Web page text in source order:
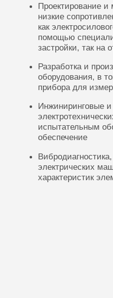
Проектирование
низкие
как
помощью
застройки, так на
Разработка и
оборудования, в
прибора для
Инжиниринговые
испытательным
обеспечение
электрических
характеристик